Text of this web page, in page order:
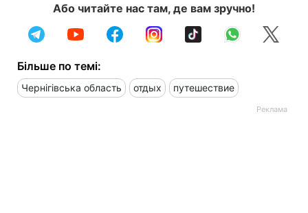
Або читайте нас там, де вам зручно!
Більше по темі:
Чернігівська область отдых путешествие